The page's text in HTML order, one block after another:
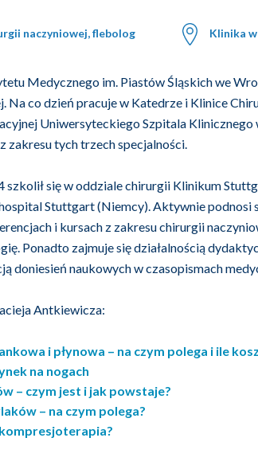
naczyniowej, flebolog Klinika
Medycznego im. Piastów Śląskich we
Na co dzień pracuje w Katedrze i Klinice
Uniwersyteckiego Szpitala Klinicznego
zakresu tych trzech specjalności.
szkolił się w oddziale chirurgii Klinikum
Stuttgart (Niemcy). Aktywnie podnosi
i kursach z zakresu chirurgii
Ponadto zajmuje się działalnością
doniesień naukowych w czasopismach
Antkiewicza:
i płynowa – na czym polega i ile
na nogach
– czym jest i jak powstaje?
– na czym polega?